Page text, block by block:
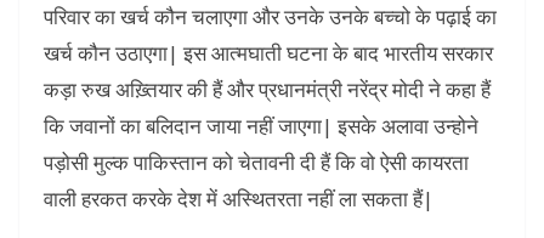
परिवार का खर्च कौन चलाएगा और उनके उनके बच्चो के पढ़ाई का
खर्च कौन उठाएगा| इस आत्मघाती घटना के बाद भारतीय सरकार
कड़ा रुख अख़्तियार की हैं और प्रधानमंत्री नरेंद्र मोदी ने कहा हैं
कि जवानों का बलिदान जाया नहीं जाएगा| इसके अलावा उन्होने
पड़ोसी मुल्क पाकिस्तान को चेतावनी दी हैं कि वो ऐसी कायरता
वाली हरकत करके देश में अस्थितरता नहीं ला सकता हैं|